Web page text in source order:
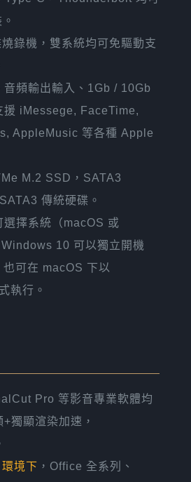
錄機，雙系統均可免驅動支
音頻輸出輸入、1Gb / 10Gb
援 iMessege, FaceTime,
AppleMusic 等各種 Apple
M.2 SSD，SATA3
傳統硬碟。
選擇系統（macOS 或
10 可以獨立開機
也可在 macOS 下以
執行。
Pro 等影音專業軟體均
獨顯渲染加速，
境下 ，Office 全系列、